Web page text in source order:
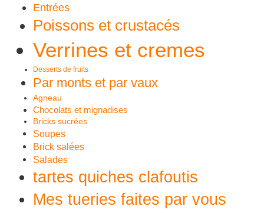
Entrées
Poissons et crustacés
Verrines et cremes
Desserts de fruits
Par monts et par vaux
Agneau
Chocolats et mignadises
Bricks sucrées
Soupes
Brick salées
Salades
tartes quiches clafoutis
Mes tueries faites par vous